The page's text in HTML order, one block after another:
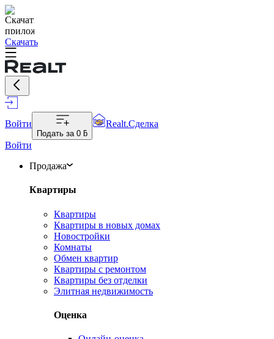
Скачать
Войти
Подать за 0 ƃ
Realt.Сделка
Войти
Продажа
Квартиры
Квартиры
Квартиры в новых домах
Новостройки
Комнаты
Обмен квартир
Квартиры с ремонтом
Квартиры без отделки
Элитная недвижимость
Оценка